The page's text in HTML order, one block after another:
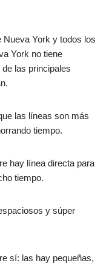
Nueva York y todos los
York no tiene
las principales
las líneas son más
tiempo.
hay línea directa para
tiempo.
y súper
sí: las hay pequeñas,